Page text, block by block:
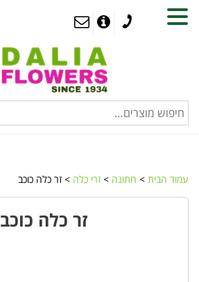
עמוד הבית > חתונה > זרי כלה > זר כלה כוכב
זר כלה כוכב